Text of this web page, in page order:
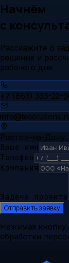
Начнём
с
Расскажите о
решение и
рабочего дня
+7 (863) 333-22-
Ростов-на-
Ваше имя
Телефон
Компания
Задача проекта
Отправить заявку
Нажимая
обработки